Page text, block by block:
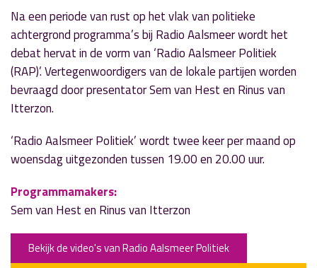
Na een periode van rust op het vlak van politieke
achtergrond programma’s bij Radio Aalsmeer wordt het
debat hervat in de vorm van ‘Radio Aalsmeer Politiek
(RAP)’. Vertegenwoordigers van de lokale partijen worden
bevraagd door presentator Sem van Hest en Rinus van
Itterzon.
‘Radio Aalsmeer Politiek’ wordt twee keer per maand op
woensdag uitgezonden tussen 19.00 en 20.00 uur.
Programmamakers:
Sem van Hest en Rinus van Itterzon
Bekijk de video's van Radio Aalsmeer Politiek